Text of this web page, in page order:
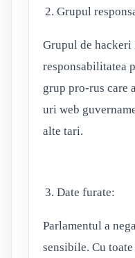
Grupul
Grupul de
responsabilitatea
grup pro-rus care
uri web
alte tari.
Date furate:
Parlamentul a
sensibile. Cu